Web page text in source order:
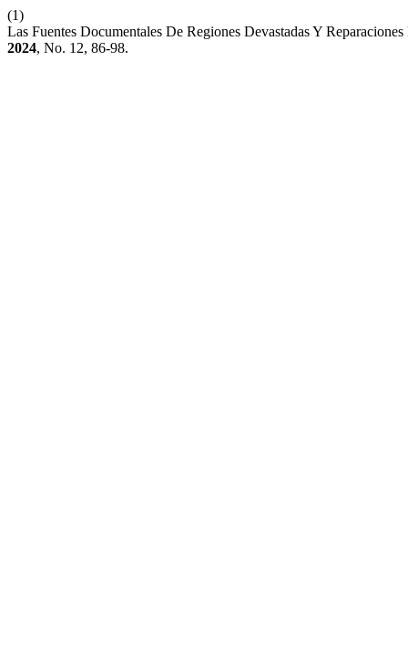
(1)
Las Fuentes Documentales De Regiones Devastadas Y
2024, No. 12, 86-98.